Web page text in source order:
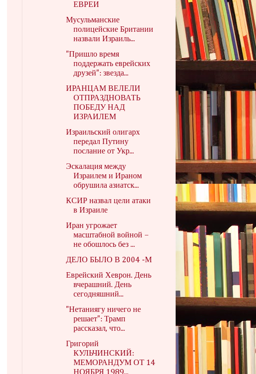
ЕВРЕИ
Мусульманские
полицейские Британии
назвали Израиль...
"Пришло время
поддержать еврейских
друзей": звезда...
ИРАНЦАМ ВЕЛЕЛИ
ОТПРАЗДНОВАТЬ
ПОБЕДУ НАД
ИЗРАИЛЕМ
Израильский олигарх
передал Путину
послание от Укр...
Эскалация между
Израилем и Ираном
обрушила азиатск...
КСИР назвал цели атаки
в Израиле
Иран угрожает
масштабной войной –
не обошлось без ...
ДЕЛО БЫЛО В 2004 -М
Еврейский Хеврон. День
вчерашний. День
сегодняшний...
"Нетаниягу ничего не
решает": Трамп
рассказал, что...
Григорий
КУЛЬЧИНСКИЙ:
МЕМОРАНДУМ ОТ 14